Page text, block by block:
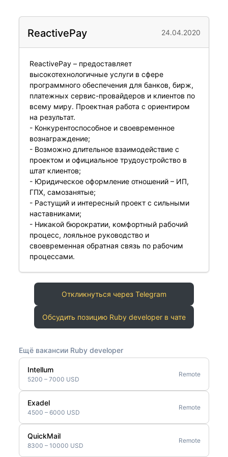
ReactivePay 24.04.2020
ReactivePay – предоставляет
высокотехнологичные услуги в сфере
программного обеспечения для банков, бирж,
платежных сервис-провайдеров и клиентов по
всему миру. Проектная работа с ориентиром
на результат.
- Конкурентоспособное и своевременное
вознаграждение;
- Возможно длительное взаимодействие с
проектом и официальное трудоустройство в
штат клиентов;
- Юридическое оформление отношений – ИП,
ГПХ, самозанятые;
- Растущий и интересный проект с сильными
наставниками;
- Никакой бюрократии, комфортный рабочий
процесс, лояльное руководство и
своевременная обратная связь по рабочим
процессами.
Откликнуться через Telegram
Обсудить позицию Ruby developer в чате
Ещё вакансии Ruby developer
Intellum
5200 – 7000 USD
Remote
Exadel
4500 – 6000 USD
Remote
QuickMail
8300 – 10000 USD
Remote